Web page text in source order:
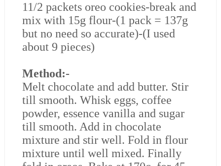
11/2 packets oreo cookies-break and
mix with 15g flour-(1 pack = 137g
but no need so accurate)-(I used
about 9 pieces)
Method:-
Melt chocolate and add butter. Stir
till smooth. Whisk eggs, coffee
powder, essence vanilla and sugar
till smooth. Add in chocolate
mixture and stir well. Fold in flour
mixture until well mixed. Finally